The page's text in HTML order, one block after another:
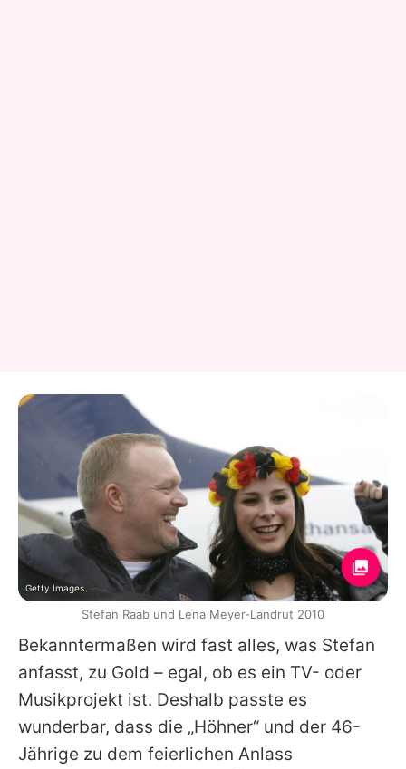
Bekanntermaßen wird fast alles, was Stefan
anfasst, zu Gold – egal, ob es ein TV- oder
Musikprojekt ist. Deshalb passte es
wunderbar, dass die „Höhner“ und der 46-
Jährige zu dem feierlichen Anlass
Getty Images
Stefan Raab und Lena Meyer-Landrut 2010